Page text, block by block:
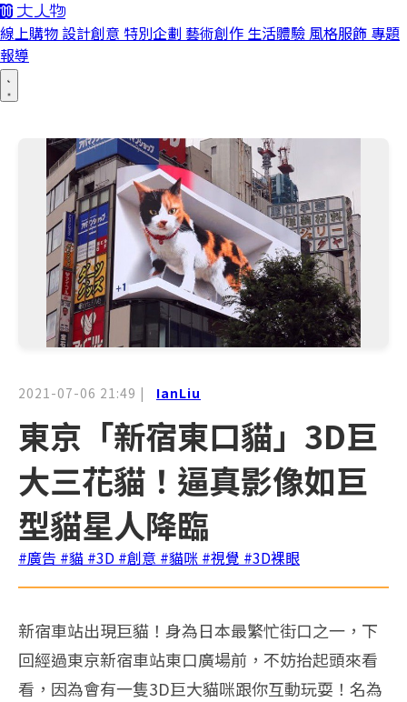
線上購物 設計創意 特別企劃 藝術創作 生活體驗 風格服飾 專題
報導
2021-07-06 21:49 | IanLiu
東京「新宿東口貓」3D巨
大三花貓！逼真影像如巨
型貓星人降臨
#廣告 #貓 #3D #創意 #貓咪 #視覺 #3D裸眼
新宿車站出現巨貓！身為日本最繁忙街口之一，下
回經過東京新宿車站東口廣場前，不妨抬起頭來看
看，因為會有一隻3D巨大貓咪跟你互動玩耍！名為